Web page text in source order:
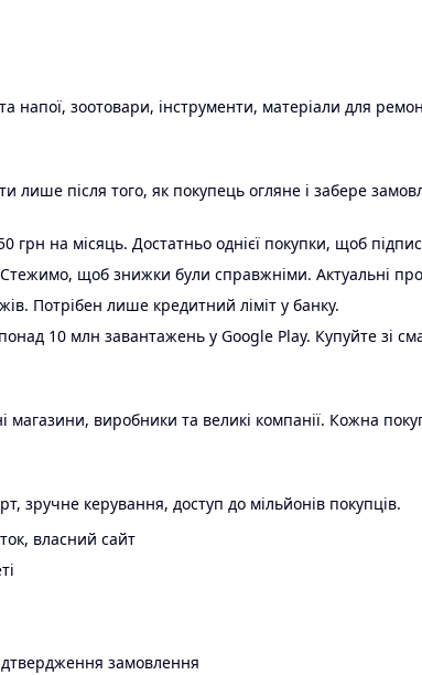
зоотовари, інструменти, матеріали для
лише після того, як покупець огляне і забере
на місяць. Достатньо однієї покупки, щоб
Стежимо, щоб знижки були справжніми. Актуальні
Потрібен лише кредитний ліміт у банку.
10 млн завантажень у Google Play. Купуйте зі
виробники та великі компанії. Кожна
зручне керування, доступ до мільйонів покупців.
власний сайт
замовлення